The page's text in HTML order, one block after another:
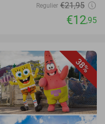
Regulier €21,95
€12,95
38%